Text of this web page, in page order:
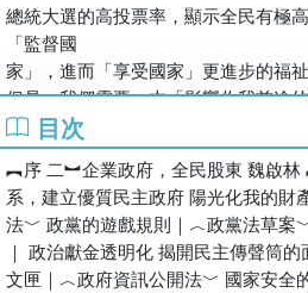
一一克服。但是不可否認的，這些重
都是正確的，這些政策所描繪出的遠
循，持續推動進行。 當科學與技術一
社會發展的絆腳石。因此，政府的政
應民意，因應時代變局，並以追求最
今這本書的編纂與出版，萬長認為深
這本書的流傳，讓社會大眾更瞭解公
共政策、關心公共政策，甚至主動參
質能夠提昇，更能符合民眾的需求；
總統大選的高投票率，顯示全民有極
「監督國
家」，進而「享受國家」更進步的福祉
但是，我們需要一本「影響你我前途
解、掌握、參與政府的施政，諸如：
打擊黑金與陽光法案、教育改革與十
處理、兩岸外
交與國防現代化、婦女權益與兒童保
網路帝國、兼顧
環保與產業升級、財經政策與加入Ｗ
目次
︻序 二︼企業政府，全民股東 魏啟
系，建立優質民主政府 陽光化我的財
法﹀ 政黨的遊戲規則｜︿政黨法草案
｜ 政治獻金透明化 揭開民主傳聲筒
文匣｜︿政府資訊公開法﹀ 國家安全